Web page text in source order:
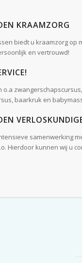
KRAAMZORG
biedt u kraamzorg op
en vertrouwd!
o.a zwangerschapscursus,
baarkruk en
samenwerking
Hierdoor kunnen wij u